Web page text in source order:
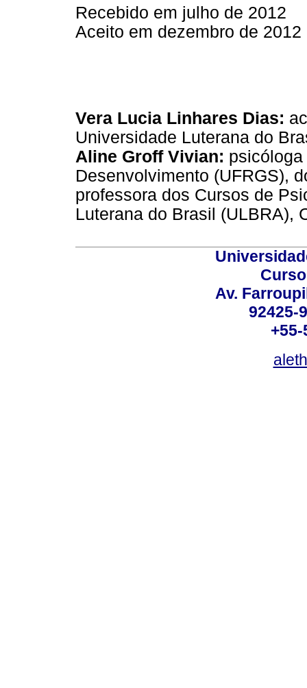
Recebido em julho de 2012
Aceito em dezembro de 2012
Vera Lucia Linhares Dias:
Universidade Luterana do
Aline Groff Vivian:
Desenvolvimento (UFRGS),
professora dos Cursos de
Luterana do Brasil (ULBRA),
Av.
92425-